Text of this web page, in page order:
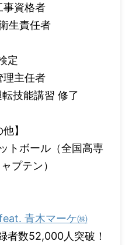
事資格者
生責任者
定
理主任者
技能講習 修了
他】
トボール（全国高専
プテン）
青木マーケ㈱
者数52,000人突破！